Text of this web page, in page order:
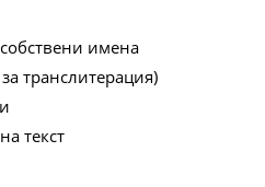
имена
транслитерация)
текст